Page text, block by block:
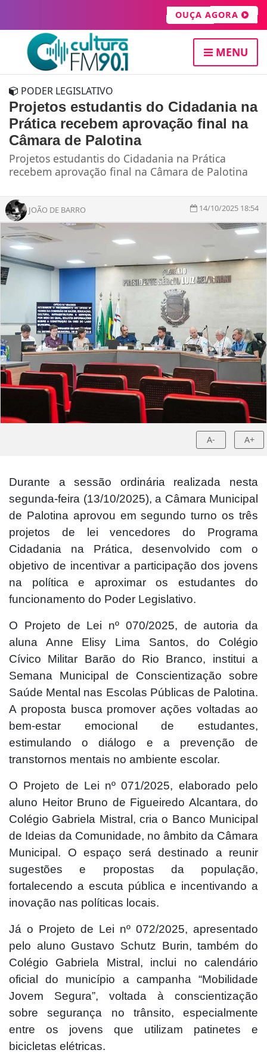
OUÇA AGORA
MENU
PODER LEGISLATIVO
Projetos estudantis do Cidadania na
Prática recebem aprovação final na
Câmara de Palotina
Projetos estudantis do Cidadania na Prática
recebem aprovação final na Câmara de Palotina
JOÃO DE BARRO 14/10/2025 18:54
A- A+
Durante a sessão ordinária realizada nesta
segunda-feira (13/10/2025), a Câmara Municipal
de Palotina aprovou em segundo turno os três
projetos de lei vencedores do Programa
Cidadania na Prática, desenvolvido com o
objetivo de incentivar a participação dos jovens
na política e aproximar os estudantes do
funcionamento do Poder Legislativo.
O Projeto de Lei nº 070/2025, de autoria da
aluna Anne Elisy Lima Santos, do Colégio
Cívico Militar Barão do Rio Branco, institui a
Semana Municipal de Conscientização sobre
Saúde Mental nas Escolas Públicas de Palotina.
A proposta busca promover ações voltadas ao
bem-estar emocional de estudantes,
estimulando o diálogo e a prevenção de
transtornos mentais no ambiente escolar.
O Projeto de Lei nº 071/2025, elaborado pelo
aluno Heitor Bruno de Figueiredo Alcantara, do
Colégio Gabriela Mistral, cria o Banco Municipal
de Ideias da Comunidade, no âmbito da Câmara
Municipal. O espaço será destinado a reunir
sugestões e propostas da população,
fortalecendo a escuta pública e incentivando a
inovação nas políticas locais.
Já o Projeto de Lei nº 072/2025, apresentado
pelo aluno Gustavo Schutz Burin, também do
Colégio Gabriela Mistral, inclui no calendário
oficial do município a campanha “Mobilidade
Jovem Segura”, voltada à conscientização
sobre segurança no trânsito, especialmente
entre os jovens que utilizam patinetes e
bicicletas elétricas.